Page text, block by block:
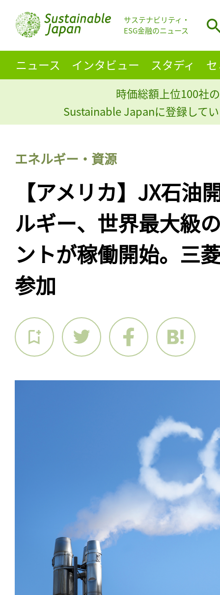
サステナビリティ・
ESG金融のニュース
ニュース インタビュー スタディ
時価総額上位100社
Sustainable Japanに登録して
エネルギー・資源
【アメリカ】JX石油
ルギー、世界最大級
ントが稼働開始。三
参加